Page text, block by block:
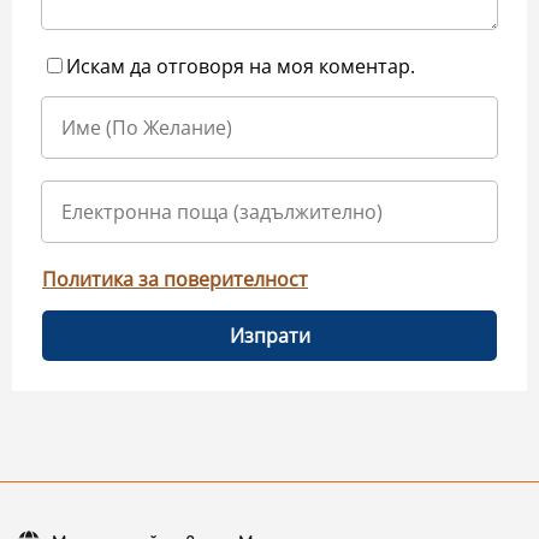
Искам да отговоря на моя коментар.
Политика за поверителност
Изпрати